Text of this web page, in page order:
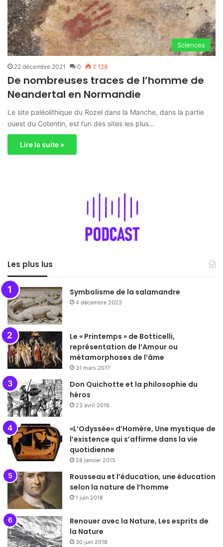
Sciences
22 décembre 2021 0 2 128
De nombreuses traces de l’homme de
Neandertal en Normandie
Le site paléolithique du Rozel dans la Manche, dans la partie
ouest du Cotentin, est l’un des sites les plus…
Lire la suite »
Les plus lus
Symbolisme de la salamandre
4 décembre 2023
Le « Printemps » de Botticelli,
représentation de l’Amour ou
métamorphoses de l’âme
31 mars 2017
Don Quichotte et la philosophie du
héros
23 avril 2016
«L’Odyssée» d’Homère, Une mystique de
l’existence qui s’affirme dans la vie
quotidienne
28 janvier 2015
Rousseau et l’éducation, une éducation
selon la nature de l’homme
1 juin 2018
Renouer avec la Nature, Les esprits de
la Nature
30 juin 2018